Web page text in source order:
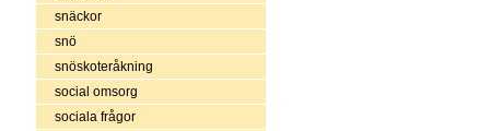
snäckor
snö
snöskoteråkning
social omsorg
sociala frågor